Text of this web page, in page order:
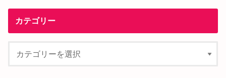
カテゴリー